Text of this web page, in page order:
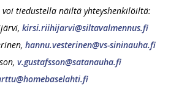
tiedustella näiltä yhteyshenkilöiltä:
kirsi.riihijarvi@siltavalmennus.fi
hannu.vesterinen@vs-sininauha.fi
v.gustafsson@satanauha.fi